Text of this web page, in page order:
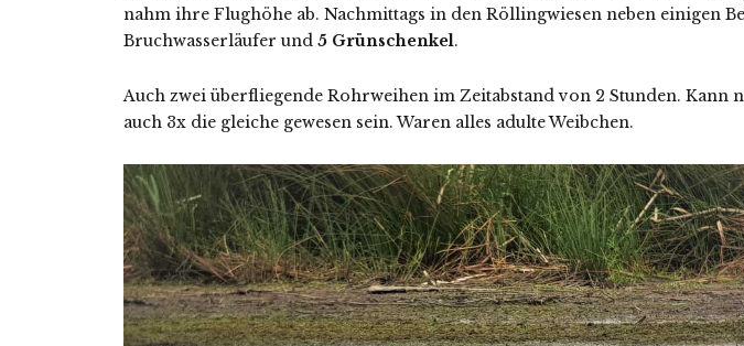
nahm ihre Flughöhe ab. Nachmittags in den Röllingwiesen neben einigen
Bruchwasserläufer und 5 Grünschenkel.
Auch zwei überfliegende Rohrweihen im Zeitabstand von 2 Stunden. Kann
auch 3x die gleiche gewesen sein. Waren alles adulte Weibchen.